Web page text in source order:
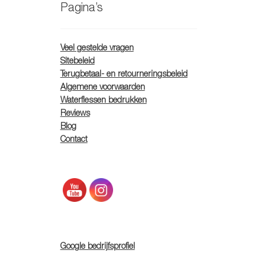
Pagina’s
Veel gestelde vragen
Sitebeleid
Terugbetaal- en retourneringsbeleid
Algemene voorwaarden
Waterflessen bedrukken
Reviews
Blog
Contact
Google bedrijfsprofiel